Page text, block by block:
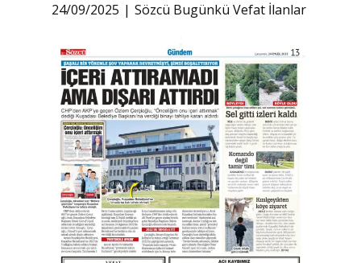
24/09/2025 Sözcü Bugünkü Vefat İlanlar